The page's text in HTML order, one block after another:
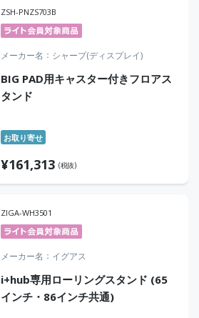
ZSH-PNZS703B
メーカー名 シャープ(ディスプレイ)
BIG PAD用キャスター付きフロアス
タンド
お取り寄せ
¥161,313 (税抜)
ZIGA-WH3501
メーカー名 イグアス
i+hub専用ローリングスタンド (65
インチ・86インチ共通)